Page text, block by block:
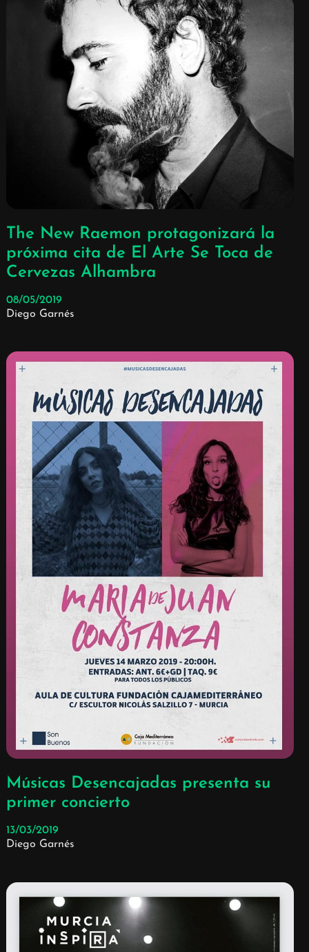
The New Raemon protagonizará la
próxima cita de El Arte Se Toca de
Cervezas Alhambra
08/05/2019
Diego Garnés
Músicas Desencajadas presenta su
primer concierto
13/03/2019
Diego Garnés